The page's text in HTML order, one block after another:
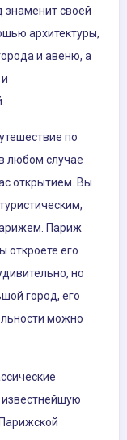
знаменит своей
архитектуры,
и авеню, а
по
любом случае
открытием. Вы
Париж
откроете его
но
город, его
можно
известнейшую